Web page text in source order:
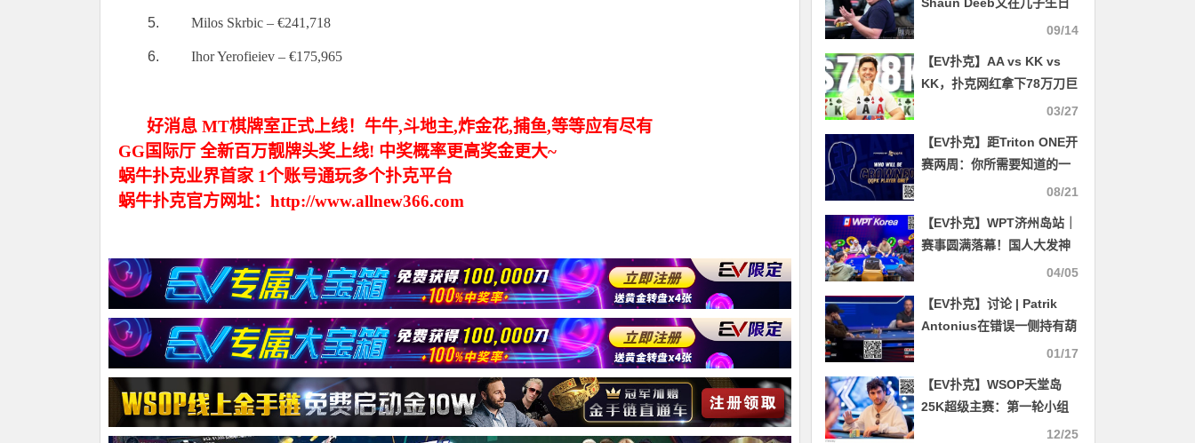
Milos Skrbic – €241,718
Ihor Yerofieiev – €175,965
好消息 MT棋牌室正式上线！牛牛,斗地主,炸金花,捕鱼,等等应有尽有
GG国际厅 全新百万靓牌头奖上线! 中奖概率更高奖金更大~
蜗牛扑克业界首家 1个账号通玩多个扑克平台
蜗牛扑克官方网址：http://www.allnew366.com
Shaun Deeb又在儿子生日
当天取得WCOOP赛事冠军
09/14
【EV扑克】AA vs KK vs
KK，扑克网红拿下78万刀巨
03/27
【EV扑克】距Triton ONE开
赛两周：你所需要知道的一
08/21
【EV扑克】WPT济州岛站｜
赛事圆满落幕！国人大发神
威豪气狂揽19座冠军奖杯！
04/05
【EV扑克】讨论 | Patrik
Antonius在错误一侧持有葫
芦：他可以对Robl的小加注
01/17
【EV扑克】WSOP天堂岛
25K超级主赛：第一轮小组
12/25